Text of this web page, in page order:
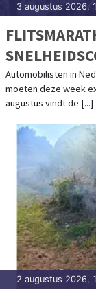
3 augustus 2026,
EN
Automobilisten in
moeten deze week
augustus vindt de [...]
2 augustus 2026,